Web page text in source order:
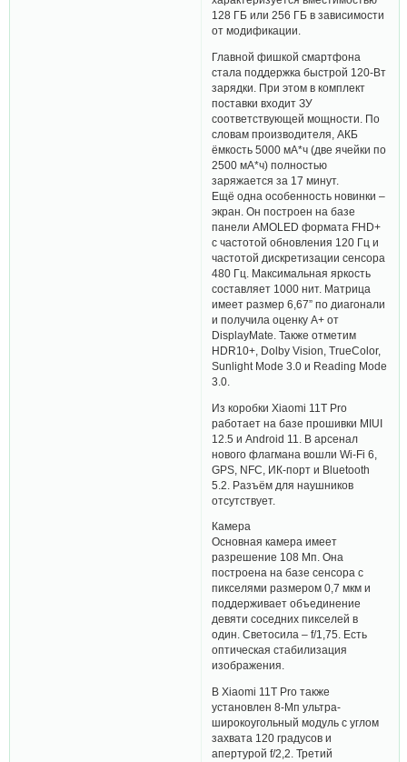
128 ГБ или 256 ГБ в зависимости
от модификации.
Главной фишкой смартфона
стала поддержка быстрой 120-Вт
зарядки. При этом в комплект
поставки входит ЗУ
соответствующей мощности. По
словам производителя, АКБ
ёмкость 5000 мА*ч (две ячейки по
2500 мА*ч) полностью
заряжается за 17 минут.
Ещё одна особенность новинки –
экран. Он построен на базе
панели AMOLED формата FHD+
с частотой обновления 120 Гц и
частотой дискретизации сенсора
480 Гц. Максимальная яркость
составляет 1000 нит. Матрица
имеет размер 6,67” по диагонали
и получила оценку A+ от
DisplayMate. Также отметим
HDR10+, Dolby Vision, TrueColor,
Sunlight Mode 3.0 и Reading Mode
3.0.
Из коробки Xiaomi 11T Pro
работает на базе прошивки MIUI
12.5 и Android 11. В арсенал
нового флагмана вошли Wi-Fi 6,
GPS, NFC, ИК-порт и Bluetooth
5.2. Разъём для наушников
отсутствует.
Камера
Основная камера имеет
разрешение 108 Мп. Она
построена на базе сенсора с
пикселями размером 0,7 мкм и
поддерживает объединение
девяти соседних пикселей в
один. Светосила – f/1,75. Есть
оптическая стабилизация
изображения.
В Xiaomi 11T Pro также
установлен 8-Мп ультра-
широкоугольный модуль с углом
захвата 120 градусов и
апертурой f/2,2. Третий